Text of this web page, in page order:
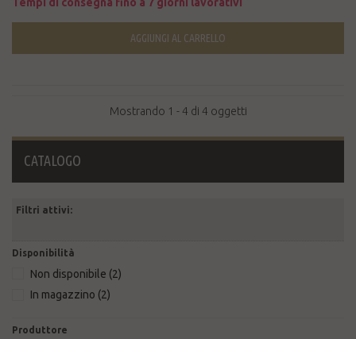
AGGIUNGI AL CARRELLO
Mostrando 1 - 4 di 4 oggetti
CATALOGO
Filtri attivi:
Disponibilità
Non disponibile (2)
In magazzino (2)
Produttore